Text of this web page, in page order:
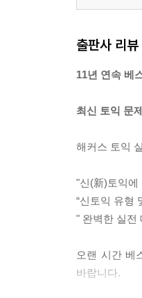
출판사 리뷰
11년 연속 베
최신 토익 문
해커스 토익
"신(新)토익에
“신토익 유형
" 완벽한 실전
오랜 시간 베
바랍니다.